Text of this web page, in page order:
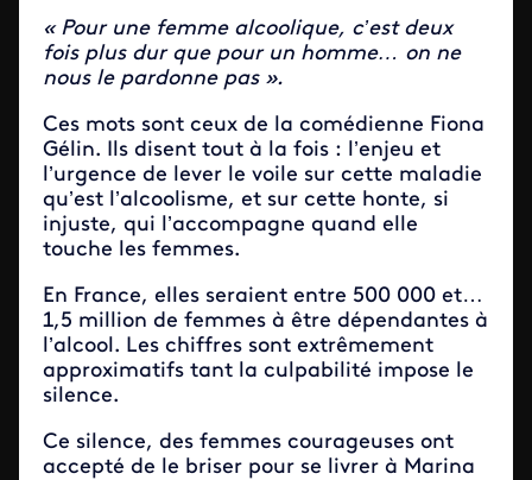
« Pour une femme alcoolique, c’est deux
fois plus dur que pour un homme… on ne
nous le pardonne pas ».
Ces mots sont ceux de la comédienne Fiona
Gélin. Ils disent tout à la fois : l’enjeu et
l’urgence de lever le voile sur cette maladie
qu’est l’alcoolisme, et sur cette honte, si
injuste, qui l’accompagne quand elle
touche les femmes.
En France, elles seraient entre 500 000 et…
1,5 million de femmes à être dépendantes à
l’alcool. Les chiffres sont extrêmement
approximatifs tant la culpabilité impose le
silence.
Ce silence, des femmes courageuses ont
accepté de le briser pour se livrer à Marina